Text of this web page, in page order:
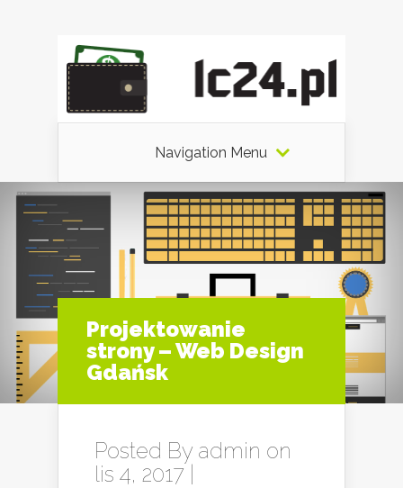
Navigation Menu
Projektowanie
strony – Web Design
Gdańsk
Posted By admin on
lis 4, 2017 |